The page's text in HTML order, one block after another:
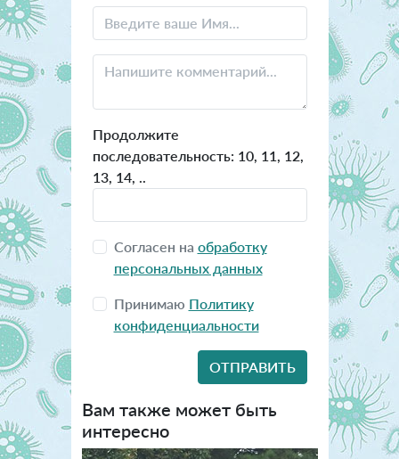
Продолжите
последовательность: 10, 11, 12,
13, 14, ..
Согласен на обработку
персональных данных
Принимаю Политику
конфиденциальности
Вам также может быть
интересно